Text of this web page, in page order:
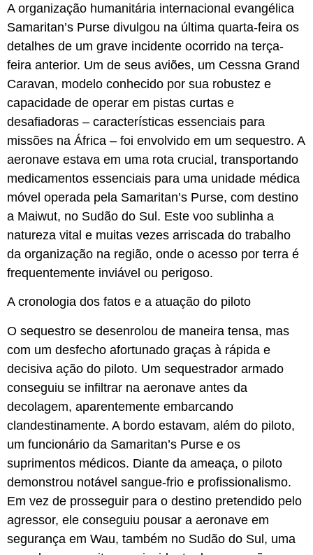
A organização humanitária internacional evangélica
Samaritan’s Purse divulgou na última quarta-feira os
detalhes de um grave incidente ocorrido na terça-
feira anterior. Um de seus aviões, um Cessna Grand
Caravan, modelo conhecido por sua robustez e
capacidade de operar em pistas curtas e
desafiadoras – características essenciais para
missões na África – foi envolvido em um sequestro. A
aeronave estava em uma rota crucial, transportando
medicamentos essenciais para uma unidade médica
móvel operada pela Samaritan’s Purse, com destino
a Maiwut, no Sudão do Sul. Este voo sublinha a
natureza vital e muitas vezes arriscada do trabalho
da organização na região, onde o acesso por terra é
frequentemente inviável ou perigoso.
A cronologia dos fatos e a atuação do piloto
O sequestro se desenrolou de maneira tensa, mas
com um desfecho afortunado graças à rápida e
decisiva ação do piloto. Um sequestrador armado
conseguiu se infiltrar na aeronave antes da
decolagem, aparentemente embarcando
clandestinamente. A bordo estavam, além do piloto,
um funcionário da Samaritan’s Purse e os
suprimentos médicos. Diante da ameaça, o piloto
demonstrou notável sangue-frio e profissionalismo.
Em vez de prosseguir para o destino pretendido pelo
agressor, ele conseguiu pousar a aeronave em
segurança em Wau, também no Sudão do Sul, uma